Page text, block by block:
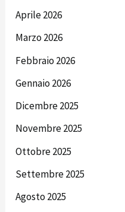
Aprile 2026
Marzo 2026
Febbraio 2026
Gennaio 2026
Dicembre 2025
Novembre 2025
Ottobre 2025
Settembre 2025
Agosto 2025